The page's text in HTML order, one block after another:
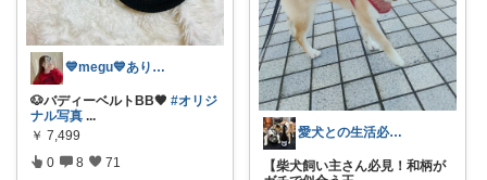
💙megu💙ありがとう🛍️♥️
🐶バディーベルトBB🖤 #オリジ
ナル写真 ...
￥ 7,499
0 8 71
愛犬との生活必需品✨
【柴犬飼い主さん必見！和柄が